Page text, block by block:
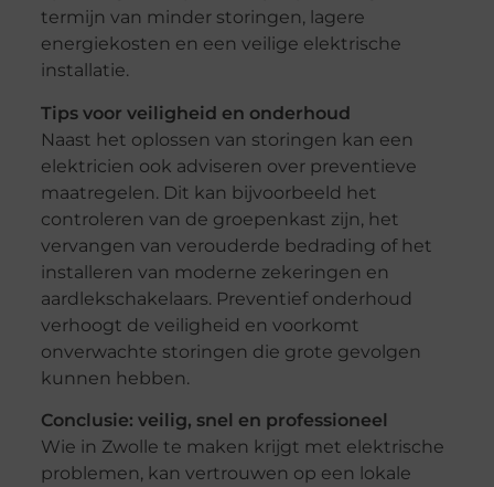
termijn van minder storingen, lagere
energiekosten en een veilige elektrische
installatie.
Tips voor veiligheid en onderhoud
Naast het oplossen van storingen kan een
elektricien ook adviseren over preventieve
maatregelen. Dit kan bijvoorbeeld het
controleren van de groepenkast zijn, het
vervangen van verouderde bedrading of het
installeren van moderne zekeringen en
aardlekschakelaars. Preventief onderhoud
verhoogt de veiligheid en voorkomt
onverwachte storingen die grote gevolgen
kunnen hebben.
Conclusie: veilig, snel en professioneel
Wie in Zwolle te maken krijgt met elektrische
problemen, kan vertrouwen op een lokale